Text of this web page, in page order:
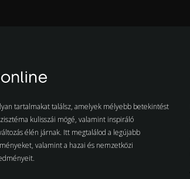
tartalmakat találsz, amelyek mélyebb betekintést
kulisszái mögé, valamint inspiráló
élén járnak. Itt megtalálod a legújabb
valamint a hazai és nemzetközi